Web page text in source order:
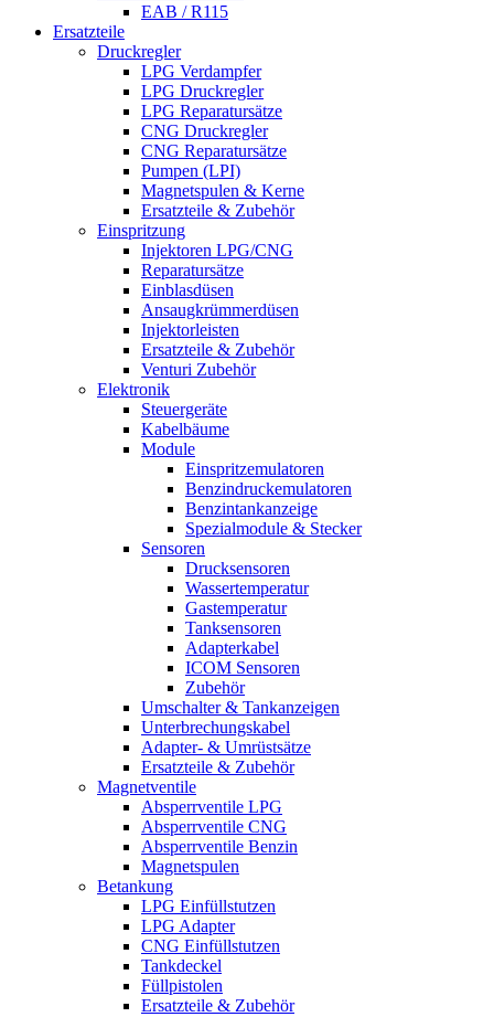
EAB / R115
Ersatzteile
Druckregler
LPG Verdampfer
LPG Druckregler
LPG Reparatursätze
CNG Druckregler
CNG Reparatursätze
Pumpen (LPI)
Magnetspulen & Kerne
Ersatzteile & Zubehör
Einspritzung
Injektoren LPG/CNG
Reparatursätze
Einblasdüsen
Ansaugkrümmerdüsen
Injektorleisten
Ersatzteile & Zubehör
Venturi Zubehör
Elektronik
Steuergeräte
Kabelbäume
Module
Einspritzemulatoren
Benzindruckemulatoren
Benzintankanzeige
Spezialmodule & Stecker
Sensoren
Drucksensoren
Wassertemperatur
Gastemperatur
Tanksensoren
Adapterkabel
ICOM Sensoren
Zubehör
Umschalter & Tankanzeigen
Unterbrechungskabel
Adapter- & Umrüstsätze
Ersatzteile & Zubehör
Magnetventile
Absperrventile LPG
Absperrventile CNG
Absperrventile Benzin
Magnetspulen
Betankung
LPG Einfüllstutzen
LPG Adapter
CNG Einfüllstutzen
Tankdeckel
Füllpistolen
Ersatzteile & Zubehör